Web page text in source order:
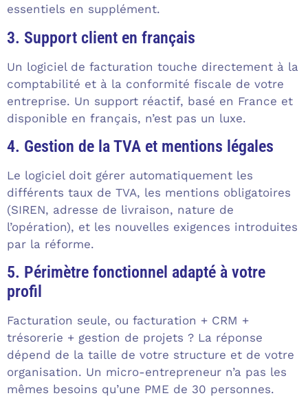
essentiels en supplément.
3. Support client en français
Un logiciel de facturation touche directement à la
comptabilité et à la conformité fiscale de votre
entreprise. Un support réactif, basé en France et
disponible en français, n’est pas un luxe.
4. Gestion de la TVA et mentions légales
Le logiciel doit gérer automatiquement les
différents taux de TVA, les mentions obligatoires
(SIREN, adresse de livraison, nature de
l’opération), et les nouvelles exigences introduites
par la réforme.
5. Périmètre fonctionnel adapté à votre
profil
Facturation seule, ou facturation + CRM +
trésorerie + gestion de projets ? La réponse
dépend de la taille de votre structure et de votre
organisation. Un micro-entrepreneur n’a pas les
mêmes besoins qu’une PME de 30 personnes.